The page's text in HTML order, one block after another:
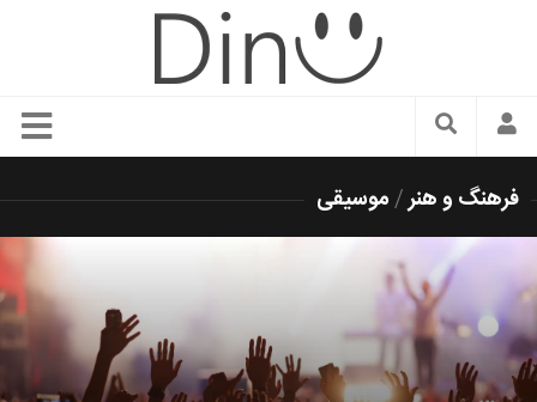
سبک زندگی
زیبایی و آرایش
شیک پوشی
دکوراسیون و چیدمان
غذا
فرهنگ و هنر/موسیقی